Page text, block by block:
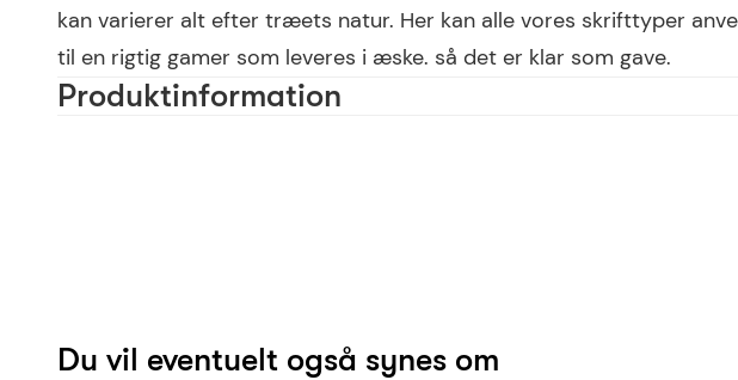
kan varierer alt efter træets natur. Her kan alle vores skrifttyper
til en rigtig gamer som leveres i æske. så det er klar som gave.
Produktinformation
Reference
Du vil eventuelt også synes om